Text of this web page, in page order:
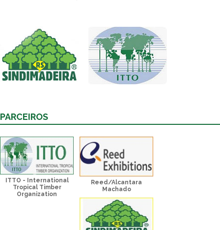
PARCEIROS
ITTO - International
Tropical Timber
Organization
Reed/Alcantara
Machado